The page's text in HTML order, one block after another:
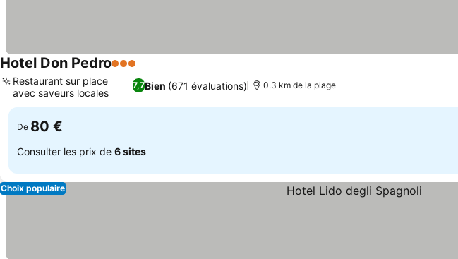
Hotel Don Pedro3 Étoiles
7,7Bien (671 évaluations)
Restaurant sur place
avec saveurs locales
0.3 km de la plage
De 80 €
Consulter les prix de 6 sites
Choix populaire